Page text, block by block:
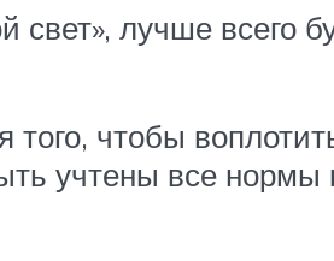
свет», лучше
того, чтобы
учтены все нормы